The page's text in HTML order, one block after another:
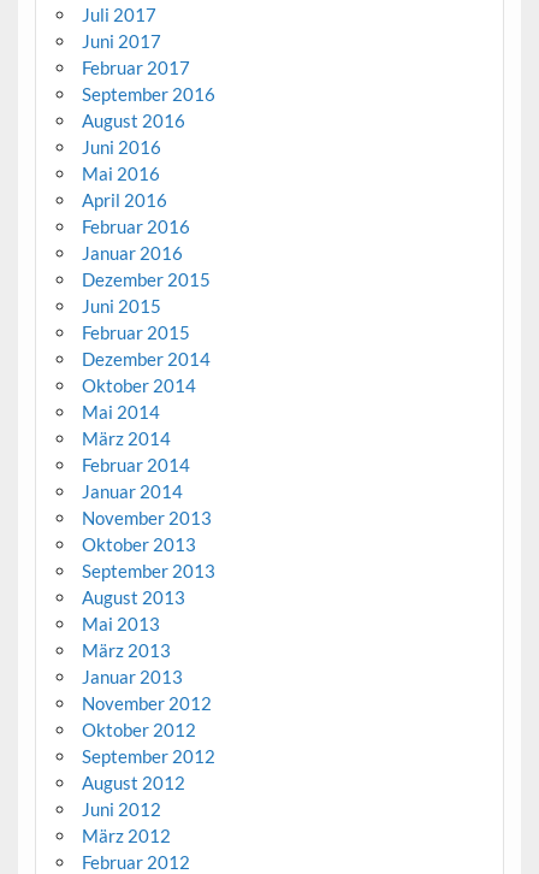
Juli 2017
Juni 2017
Februar 2017
September 2016
August 2016
Juni 2016
Mai 2016
April 2016
Februar 2016
Januar 2016
Dezember 2015
Juni 2015
Februar 2015
Dezember 2014
Oktober 2014
Mai 2014
März 2014
Februar 2014
Januar 2014
November 2013
Oktober 2013
September 2013
August 2013
Mai 2013
März 2013
Januar 2013
November 2012
Oktober 2012
September 2012
August 2012
Juni 2012
März 2012
Februar 2012